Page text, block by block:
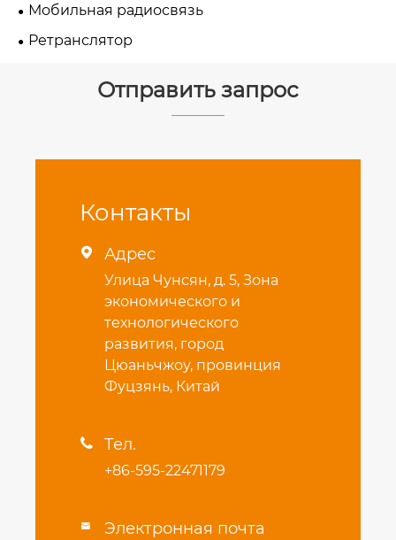
Мобильная радиосвязь
Ретранслятор
Отправить запрос
Контакты
 Адрес
Улица Чунсян, д. 5, Зона
экономического и
технологического
развития, город
Цюаньчжоу, провинция
Фуцзянь, Китай
 Тел.
+86-595-22471179
 Электронная почта